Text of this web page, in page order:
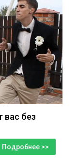
вас без
Подробнее >>